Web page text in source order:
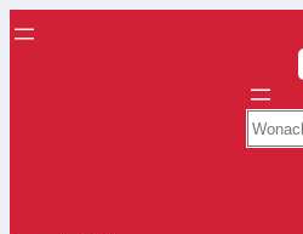
Search